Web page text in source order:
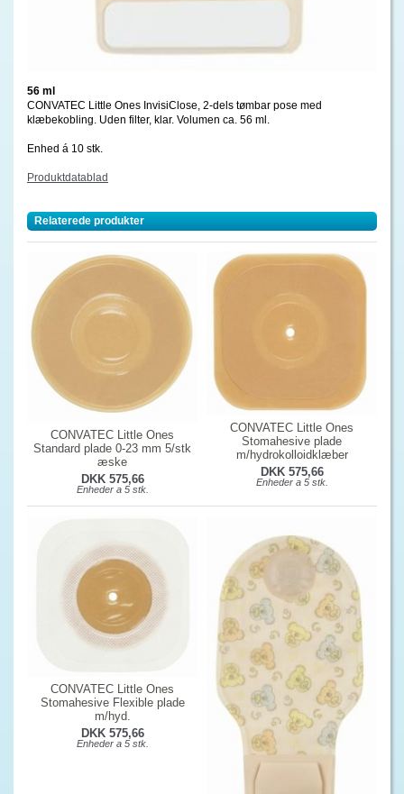
56 ml
CONVATEC Little Ones InvisiClose, 2-dels tømbar pose med
klæbekobling. Uden filter, klar. Volumen ca. 56 ml.
Enhed á 10 stk.
Produktdatablad
Relaterede produkter
CONVATEC Little Ones
Standard plade 0-23 mm 5/stk
æske
DKK 575,66
Enheder a 5 stk.
CONVATEC Little Ones
Stomahesive plade
m/hydrokolloidklæber
DKK 575,66
Enheder a 5 stk.
CONVATEC Little Ones
Stomahesive Flexible plade
m/hyd.
DKK 575,66
Enheder a 5 stk.